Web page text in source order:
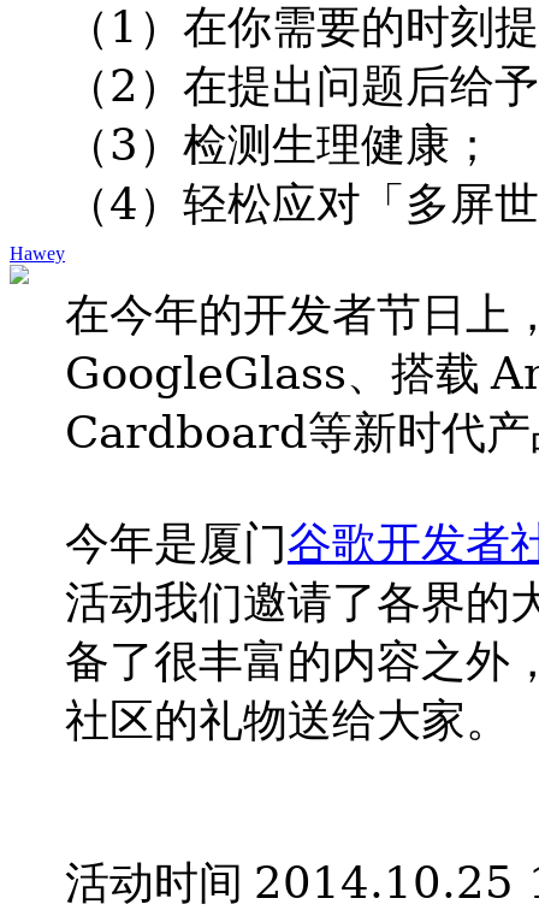
Hawey
（ 1 ）在你需要的时刻
（2 ）在提出问题后给
（3）检测生理健康；
（4）轻松应对「多屏
在今年的开发者节日上
GoogleGlass、搭载
Cardboard等新时代
今年是厦门谷歌开发者
活动我们邀请了各界的
备了很丰富的内容之外
社区的礼物送给大家。
活动时间 2014.10.25